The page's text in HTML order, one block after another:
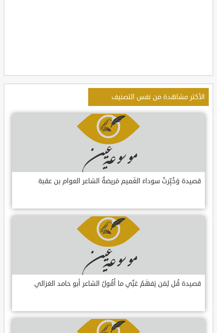
الأكثر مشاهدة من نفس التصنيف
قصيدة وَخُبِّرتُ سوداءَ الغَميم مَريضةٌ الشاعر العوام بن عقبة
قصيدة قُل لِمَن يَفهَمُ عَنِّي ما أَقُولُ الشاعر أبو حامد الغزالي